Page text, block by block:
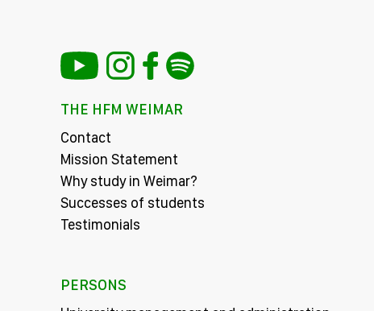
THE HFM WEIMAR
Contact
Mission Statement
Why study in Weimar?
Successes of students
Testimonials
PERSONS